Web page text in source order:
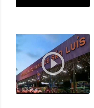
play_circle_outline